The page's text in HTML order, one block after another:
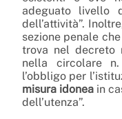
adeguato livello
dell’attività”.
sezione penale
trova nel decreto
nella circolare
l’obbligo per
misura idonea in
dell’utenza”.